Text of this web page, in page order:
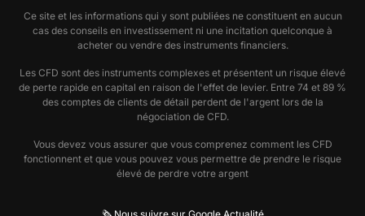
Ce site et les informations qui y sont publiées ne constituent en aucun
cas des conseils en investissement ni une incitation quelconque à
acheter ou vendre des instruments financiers.
Les CFD sont des instruments complexes et présentent un risque élevé
de perte rapide en capital en raison de l'effet de levier. Entre 74 et 89 %
des comptes de clients de détail perdent de l'argent lors de la
négociation de CFD.
Vous devez vous assurer que vous comprenez comment les CFD
fonctionnent et que vous pouvez vous permettre de prendre le risque
élevé de perdre votre argent